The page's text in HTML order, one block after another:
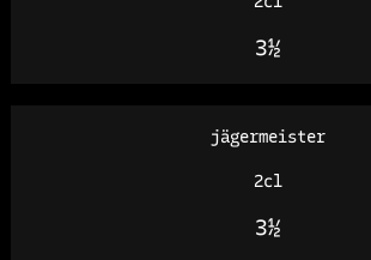
3½
jägermeister
2cl
3½